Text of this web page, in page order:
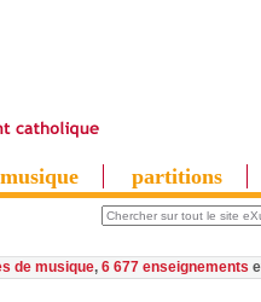
musique partitions
de musique, 6 677 enseignements